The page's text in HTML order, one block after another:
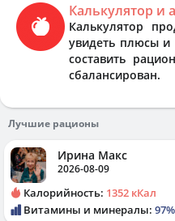
Калькулятор и
Калькулятор
увидеть плюсы
составить
сбалансирован.
Лучшие рационы
Ирина Макс
2026-08-09
Калорийность: 1352 кКал
Витамины и минералы: 97%